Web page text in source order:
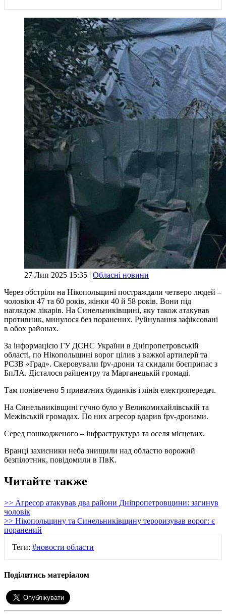
27 Лип 2025 15:35 | Обласні новини
Через обстріли на Нікопольщині постраждали четверо людей –
чоловіки 47 та 60 років, жінки 40 й 58 років. Вони під
наглядом лікарів. На Синельниківщині, яку також атакував
противник, минулося без поранених. Руйнування зафіксовані
в обох районах.
За інформацією ГУ ДСНС України в Дніпропетровській
області, по Нікопольщині ворог цілив з важкої артилерії та
РСЗВ «Град». Скеровували fpv-дрони та скидали боєприпас з
БпЛА. Дісталося райцентру та Марганецькій громаді.
Там понівечено 5 приватних будинків і лінія електропередач.
На Синельниківщині гучно було у Великомихайлівській та
Межівській громадах. По них агресор вдарив fpv-дронами.
Серед пошкодженого – інфраструктура та оселя місцевих.
Вранці захисники неба знищили над областю ворожий
безпілотник, повідомили в ПвК.
Читайте также
>> Агресор атакував два райони Дніпропетровщини: загинув
чоловік
>> Нікопольщину та Синельниківщину тероризував ворог: є
поранений
Теги: #новости области
Поділитись матеріалом